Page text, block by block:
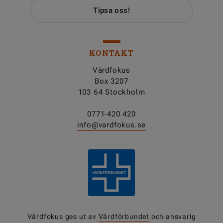
Tipsa oss!
KONTAKT
Vårdfokus
Box 3207
103 64 Stockholm
0771-420 420
info@vardfokus.se
Vårdfokus ges ut av Vårdförbundet och ansvarig